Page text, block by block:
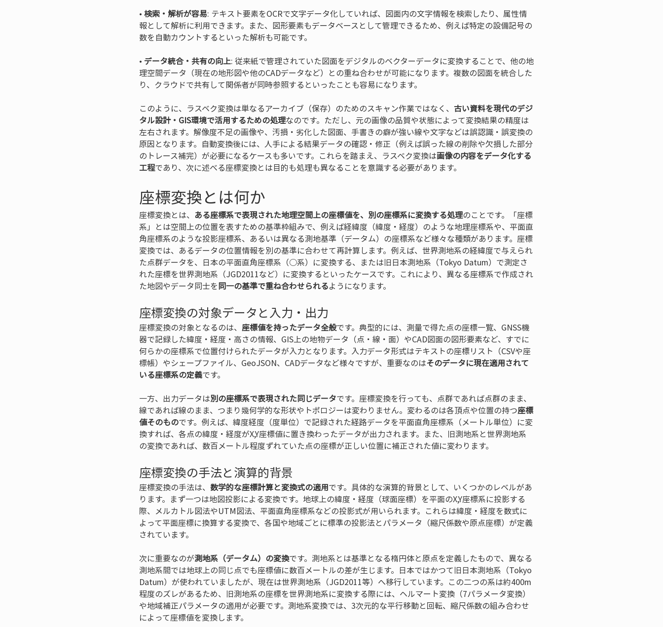
• 検索・解析が容易: テキスト要素をOCRで文字データ化していれば、図面内の文字情報を検索したり、属性情
報として解析に利用できます。また、図形要素もデータベースとして管理できるため、例えば特定の設備記号の
• データ統合・共有の向上: 従来紙で管理されていた図面をデジタルのベクターデータに変換することで、他の地
理空間データ（現在の地形図や他のCADデータなど）との重ね合わせが可能になります。複数の図面を統合した
り、クラウドで共有して関係者が同時参照するといったことも容易になります。
このように、ラスベク変換は単なるアーカイブ（保存）のためのスキャン作業ではなく、 古い資料を現代のデジ
タル設計・GIS環境で活用するための処理なのです。ただし、元の画像の品質や状態によって変換結果の精度は
左右されます。解像度不足の画像や、汚損・劣化した図面、手書きの癖が強い線や文字などは誤認識・誤変換の
原因となります。自動変換後には、人手による結果データの確認・修正（例えば誤った線の削除や欠損した部分
のトレース補完）が必要になるケースも多いです。これらを踏まえ、ラスベク変換は画像の内容をデータ化する
工程であり、次に述べる座標変換とは目的も処理も異なることを意識する必要があります。
座標変換とは何か
座標変換とは、 ある座標系で表現された地理空間上の座標値を、別の座標系に変換する処理のことです。「座標
系」とは空間上の位置を表すための基準枠組みで、例えば経緯度（緯度・経度）のような地理座標系や、平面直
角座標系のような投影座標系、あるいは異なる測地基準（データム）の座標系など様々な種類があります。座標
変換では、あるデータの位置情報を別の基準に合わせて再計算します。例えば、世界測地系の経緯度で与えられ
た点群データを、日本の平面直角座標系（○系）に変換する、または旧日本測地系（Tokyo Datum）で測定さ
れた座標を世界測地系（JGD2011など）に変換するといったケースです。これにより、異なる座標系で作成され
た地図やデータ同士を同一の基準で重ね合わせられるようになります。
座標変換の対象データと入力・出力
座標変換の対象となるのは、 座標値を持ったデータ全般です。典型的には、測量で得た点の座標一覧、GNSS機
器で記録した緯度・経度・高さの情報、GIS上の地物データ（点・線・面）やCAD図面の図形要素など、すでに
何らかの座標系で位置付けられたデータが入力となります。入力データ形式はテキストの座標リスト（CSVや座
標帳）やシェープファイル、GeoJSON、CADデータなど様々ですが、重要なのはそのデータに現在適用されて
いる座標系の定義です。
一方、出力データは別の座標系で表現された同じデータです。座標変換を行っても、点群であれば点群のまま、
線であれば線のまま、つまり幾何学的な形状やトポロジーは変わりません。変わるのは各頂点や位置の持つ座標
値そのものです。例えば、緯度経度（度単位）で記録された経路データを平面直角座標系（メートル単位）に変
換すれば、各点の緯度・経度がX,Y座標値に置き換わったデータが出力されます。また、旧測地系と世界測地系
の変換であれば、数百メートル程度ずれていた点の座標が正しい位置に補正された値に変わります。
座標変換の手法と演算的背景
座標変換の手法は、 数学的な座標計算と変換式の適用です。具体的な演算的背景として、いくつかのレベルがあ
ります。まず一つは地図投影による変換です。地球上の緯度・経度（球面座標）を平面のX,Y座標系に投影する
際、メルカトル図法やUTM図法、平面直角座標系などの投影式が用いられます。これらは緯度・経度を数式に
よって平面座標に換算する変換で、各国や地域ごとに標準の投影法とパラメータ（縮尺係数や原点座標）が定義
されています。
次に重要なのが測地系（データム）の変換です。測地系とは基準となる楕円体と原点を定義したもので、異なる
測地系間では地球上の同じ点でも座標値に数百メートルの差が生じます。日本ではかつて旧日本測地系（Tokyo
Datum）が使われていましたが、現在は世界測地系（JGD2011等）へ移行しています。この二つの系は約400m
程度のズレがあるため、旧測地系の座標を世界測地系に変換する際には、ヘルマート変換（7パラメータ変換）
や地域補正パラメータの適用が必要です。測地系変換では、3次元的な平行移動と回転、縮尺係数の組み合わせ
によって座標値を変換します。